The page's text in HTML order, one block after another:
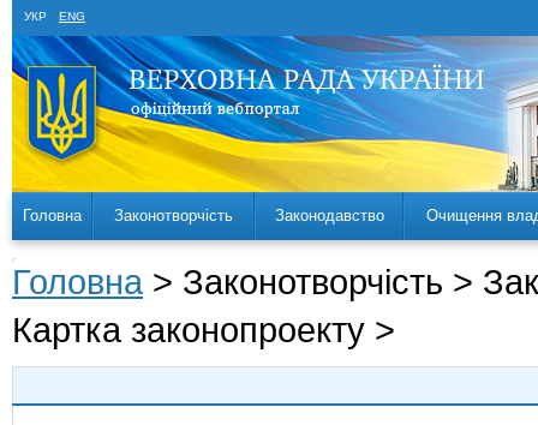
УКР ENG
Головна Законотворчість Законодавство Очищення
Головна > Законотворчість >
Картка законопроекту >